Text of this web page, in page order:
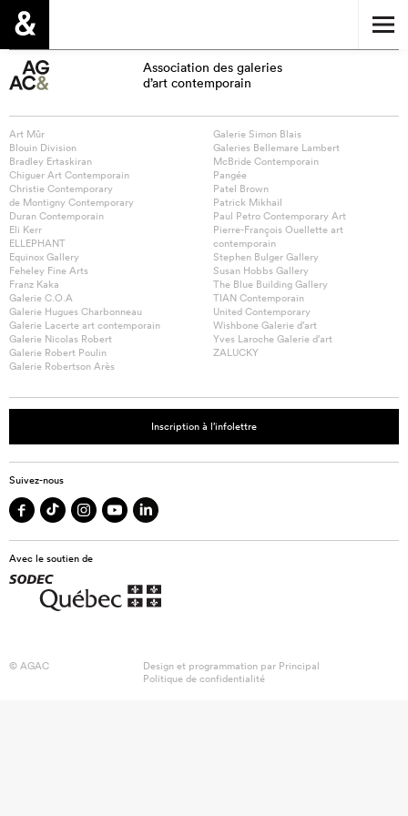
Association des galeries
d’art contemporain
Art Mûr
Blouin Division
Bradley Ertaskiran
Chiguer Art Contemporain
Christie Contemporary
de Montigny Contemporary
Duran Contemporain
Eli Kerr
ELLEPHANT
Equinox Gallery
Feheley Fine Arts
Franz Kaka
Galerie C.O.A
Galerie Hugues Charbonneau
Galerie Lacerte art contemporain
Galerie Nicolas Robert
Galerie Robert Poulin
Galerie Robertson Arès
Galerie Simon Blais
Galeries Bellemare Lambert
McBride Contemporain
Pangée
Patel Brown
Patrick Mikhail
Paul Petro Contemporary Art
Pierre-François Ouellette art
contemporain
Stephen Bulger Gallery
Susan Hobbs Gallery
The Blue Building Gallery
TIAN Contemporain
United Contemporary
Wishbone Galerie d’art
Yves Laroche Galerie d’art
ZALUCKY
Inscription à l’infolettre
Suivez-nous
Avec le soutien de
© AGAC Design et programmation par Principal
Politique de confidentialité